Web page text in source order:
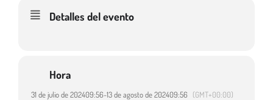
Detalles del evento
Hora
31 de julio de 202409:56-13 de agosto de 202409:56 (GMT+00:00)